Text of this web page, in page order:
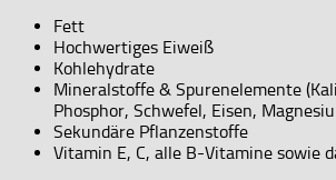
Fett
Hochwertiges Eiweiß
Kohlehydrate
Mineralstoffe & Spurenelemente
Phosphor, Schwefel, Eisen,
Sekundäre Pflanzenstoffe
Vitamin E, C, alle B-Vitamine sowie